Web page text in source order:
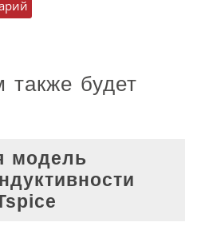
будет
модель